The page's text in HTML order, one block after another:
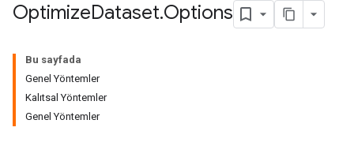
OptimizeDataset.Options
Bu sayfada
Genel Yöntemler
Kalıtsal Yöntemler
Genel Yöntemler